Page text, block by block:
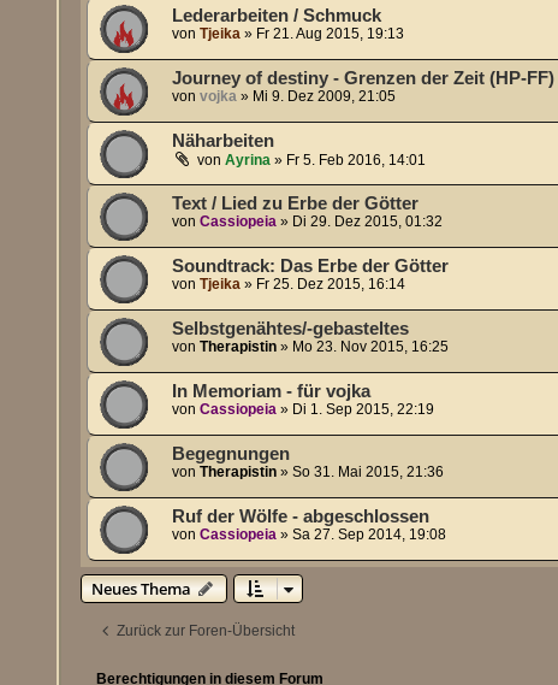
Lederarbeiten / Schmuck
vonTjeika » Fr 21. Aug 2015, 19:13
Journey of destiny - Grenzen der Zeit (HP-FF)
vonvojka » Mi 9. Dez 2009, 21:05
Näharbeiten
vonAyrina » Fr 5. Feb 2016, 14:01
Text / Lied zu Erbe der Götter
vonCassiopeia » Di 29. Dez 2015, 01:32
Soundtrack: Das Erbe der Götter
vonTjeika » Fr 25. Dez 2015, 16:14
Selbstgenähtes/-gebasteltes
vonTherapistin » Mo 23. Nov 2015, 16:25
In Memoriam - für vojka
vonCassiopeia » Di 1. Sep 2015, 22:19
Begegnungen
vonTherapistin »So 31. Mai 2015, 21:36
Ruf der Wölfe - abgeschlossen
vonCassiopeia »Sa 27. Sep 2014, 19:08
Neues Thema
Zurück zur Foren-Übersicht
Berechtigungen in diesem Forum